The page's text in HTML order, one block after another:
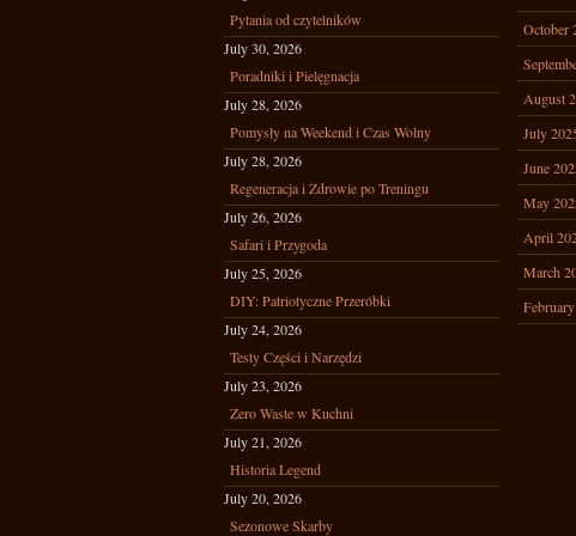
Pytania od czytelników
July 30, 2026
Poradniki i Pielęgnacja
July 28, 2026
Pomysły na Weekend i Czas Wolny
July 28, 2026
Regeneracja i Zdrowie po Treningu
July 26, 2026
Safari i Przygoda
July 25, 2026
DIY: Patriotyczne Przeróbki
July 24, 2026
Testy Części i Narzędzi
July 23, 2026
Zero Waste w Kuchni
July 21, 2026
Historia Legend
July 20, 2026
Sezonowe Skarby
October
August
July
June
May
April
March